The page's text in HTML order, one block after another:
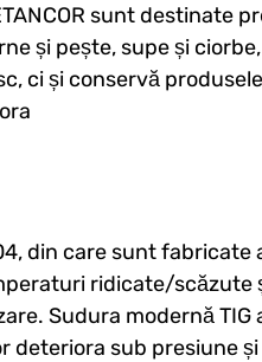
sunt destinate
și pește, supe și
ci și conservă
din care sunt
ridicate/
Sudura modernă
deteriora sub presiune